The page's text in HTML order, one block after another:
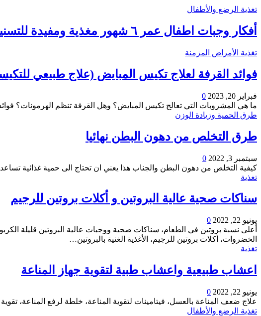
تغذية الرضع والأطفال
أفكار وجبات اطفال عمر ٦ شهور مغذية ومفيدة للتسنين
تغذية الأمراض المزمنة
فوائد القرفة لعلاج تكيس المبايض (علاج طبيعي
فبراير 20, 2023
0
ما هي المشروبات التي تعالج تكيس المبايض؟ وهل القرفة تنظم الهرمونات؟
طرق الحمية وزيادة الوزن
طرق التخلص من دهون البطن نهائيا
سبتمبر 3, 2022
0
كيفية التخلص من دهون البطن والجناب هذا يعني ان تحتاج الى حمية غذائية
تغذية
سناكات صحية عالية البروتين و أكلات بروتين للرجيم
يونيو 22, 2022
0
أعلى نسبة بروتين في الطعام، سناكات صحية ووجبات عالية البروتين قليلة
الخضروات، أكلات بروتين للرجيم، الأغذية الغنية بالبروتين…
تغذية
اعشاب طبيعية واعشاب طبية لتقوية جهاز المناعة
يونيو 22, 2022
0
علاج ضعف المناعة بالعسل، فيتامينات لتقوية المناعة، خلطة لرفع المناعة،
تغذية الرضع والأطفال